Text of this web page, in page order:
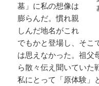
墓」に私の想像は
膨らんだ。慣れ親
しんだ地名がこれ
でもかと登場し、そこ
は思えなかった。祖父
ら散々伝え聞いていた
私にとって「原体験」